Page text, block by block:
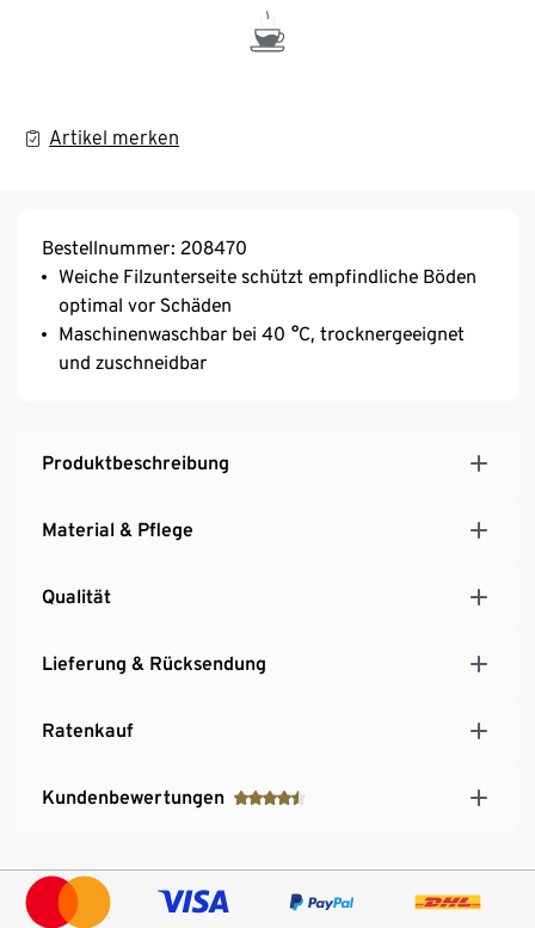
Artikel merken
Bestellnummer: 208470
Weiche Filzunterseite schützt empfindliche Böden
optimal vor Schäden
Maschinenwaschbar bei 40 °C, trocknergeeignet
und zuschneidbar
Produktbeschreibung
Material & Pflege
Qualität
Lieferung & Rücksendung
Ratenkauf
Kundenbewertungen